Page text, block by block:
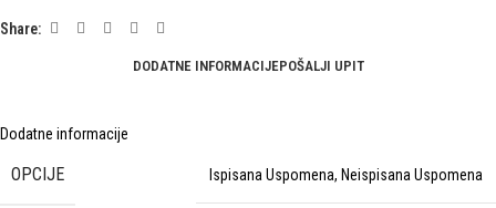
Share:
DODATNE INFORMACIJEPOŠALJI UPIT
Dodatne informacije
OPCIJE Ispisana Uspomena, Neispisana Uspomena